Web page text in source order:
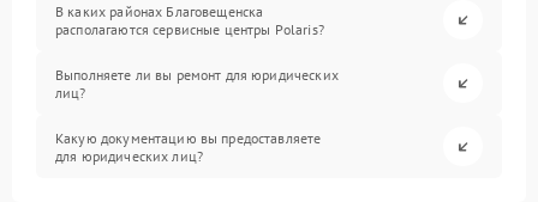
В каких районах Благовещенска
располагаются сервисные центры Polaris?
Выполняете ли вы ремонт для юридических
лиц?
Какую документацию вы предоставляете
для юридических лиц?